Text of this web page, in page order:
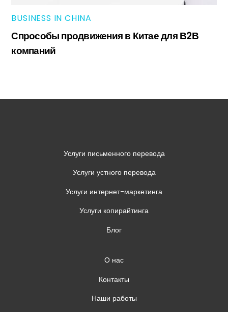
BUSINESS IN CHINA
Спрособы продвижения в Китае для В2В
компаний
Услуги письменного перевода
Услуги устного перевода
Услуги интернет-маркетинга
Услуги копирайтинга
Блог
О нас
Контакты
Наши работы